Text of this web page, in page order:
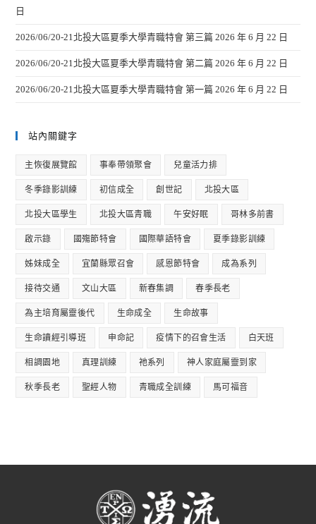
日
2026/06/20-21北投大區夏季大學青職特會 第三篇 2026 年 6 月 22 日
2026/06/20-21北投大區夏季大學青職特會 第二篇 2026 年 6 月 22 日
2026/06/20-21北投大區夏季大學青職特會 第一篇 2026 年 6 月 22 日
站內關鍵字
主恢復展覽館 事奉帶領聚會 兒童活力排
冬季錄影訓練 初信成全 創世記 北投大區
北投大區學生 北投大區青職 午安好眠 哥林多前書
啟示錄 國殤節特會 國際華語特會 夏季錄影訓練
姊妹成全 宜蘭縣眾召會 感恩節特會 成為系列
接待交通 文山大區 新春集調 春季長老
為主培育屬靈後代 生命成全 生命故事
生命讀經引導班 申命記 疫情下的召會生活 白天班
相調園地 真理訓練 祂系列 神人家庭屬靈到家
秋季長老 聖經人物 青職成全訓練 馬可福音